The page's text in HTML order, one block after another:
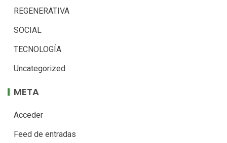
REGENERATIVA
SOCIAL
TECNOLOGÍA
Uncategorized
META
Acceder
Feed de entradas